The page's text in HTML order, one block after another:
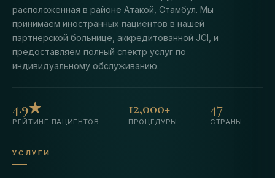
расположенная в районе Атакой, Стамбул. Мы
принимаем иностранных пациентов в нашей
партнерской больнице, аккредитованной JCI, и
предоставляем полный спектр услуг по
индивидуальному обслуживанию.
4.9★
РЕЙТИНГ ПАЦИЕНТОВ
12,000+
ПРОЦЕДУРЫ
47
СТРАНЫ
УСЛУГИ